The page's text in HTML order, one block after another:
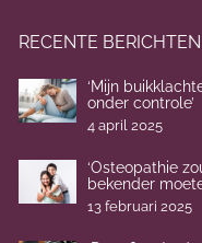
RECENTE BERICHTEN
‘Mijn
onder controle’
4 april 2025
‘Osteopathie
bekender
13 februari 2025